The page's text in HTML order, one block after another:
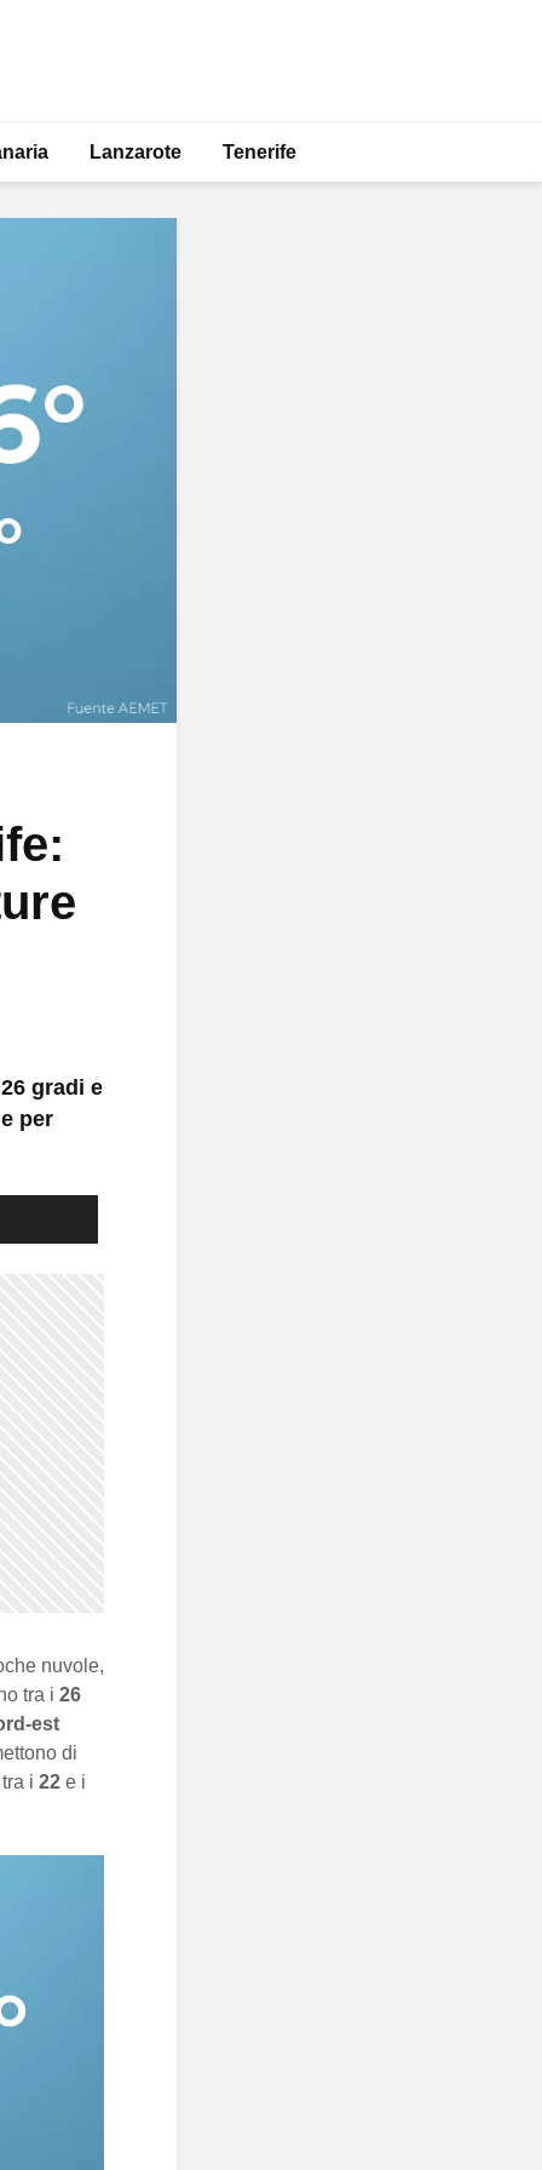
Lanzarote Tenerife
gradi e
per
nuvole,
tra i 26
est
di
i 22 e i